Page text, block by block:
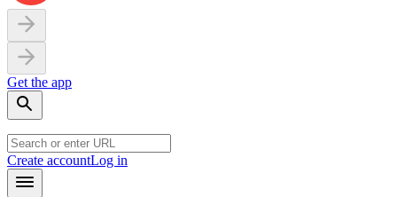
Get the app
Create accountLog in